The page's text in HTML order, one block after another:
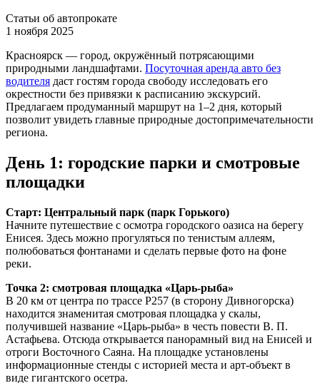
Статьи об автопрокате
1 ноября 2025
Красноярск — город, окружённый потрясающими
природными ландшафтами. Посуточная аренда авто без
водителя даст гостям города свободу исследовать его
окрестности без привязки к расписанию экскурсий.
Предлагаем продуманный маршрут на 1–2 дня, который
позволит увидеть главные природные достопримечательности
региона.
День 1: городские парки и смотровые
площадки
Старт: Центральный парк (парк Горького)
Начните путешествие с осмотра городского оазиса на берегу
Енисея. Здесь можно прогуляться по тенистым аллеям,
полюбоваться фонтанами и сделать первые фото на фоне
реки.
Точка 2: смотровая площадка «Царь‑рыба»
В 20 км от центра по трассе Р257 (в сторону Дивногорска)
находится знаменитая смотровая площадка у скалы,
получившей название «Царь‑рыба» в честь повести В. П.
Астафьева. Отсюда открывается панорамный вид на Енисей и
отроги Восточного Саяна. На площадке установлены
информационные стенды с историей места и арт‑объект в
виде гигантского осетра.